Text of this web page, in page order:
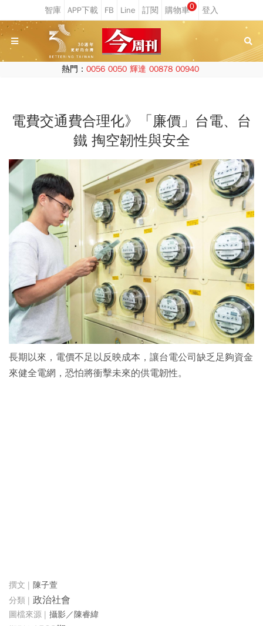
0
熱門： 0056 0050 輝達 00878 00940
電費交通費合理化》「廉價」台電、台
鐵 掏空韌性與安全
長期以來，電價不足以反映成本，讓台電公司缺乏足夠資金
來健全電網，恐怕將衝擊未來的供電韌性。
陳子萱
政治社會
攝影／陳睿緯